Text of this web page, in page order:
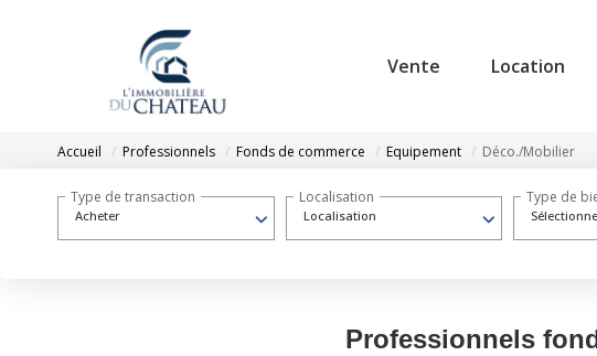
Vente Location
Accueil Professionnels Fonds de commerce Equipement Déco./Mobilier
Acheter
Type de transaction
Localisation
Localisation Type de
Professionnels